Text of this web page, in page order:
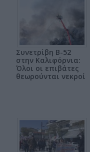
Συνετρίβη B-52
στην Καλιφόρνια:
Όλοι οι επιβάτες
θεωρούνται νεκροί